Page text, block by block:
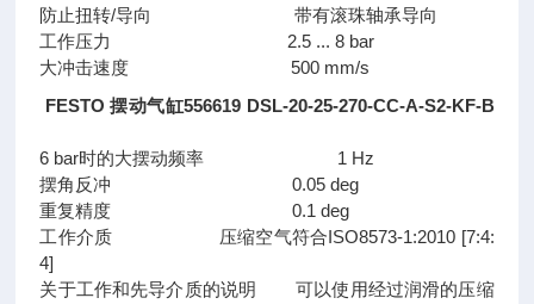
防止扭转/导向 带有滚珠轴承导向
工作压力 2.5 ... 8 bar
大冲击速度 500 mm/s
FESTO 摆动气缸556619 DSL-20-25-270-CC-A-S2-KF-B
6 bar时的大摆动频率 1 Hz
摆角反冲 0.05 deg
重复精度 0.1 deg
工作介质 压缩空气符合ISO8573-1:2010 [7:4:
4]
关于工作和先导介质的说明 可以使用经过润滑的压缩